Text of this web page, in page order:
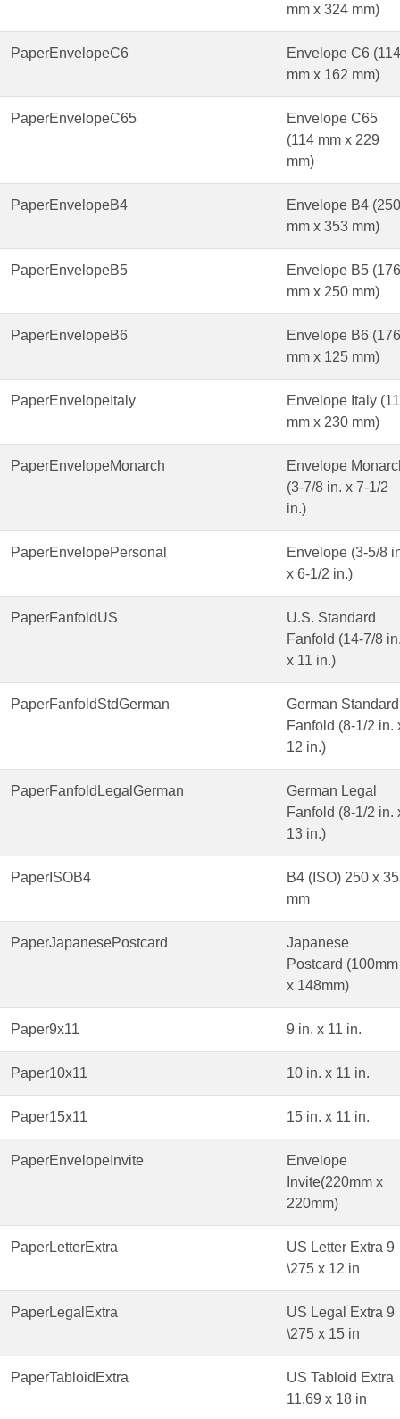
mm x 324 mm)
PaperEnvelopeC6
Envelope C6 (114
mm x 162 mm)
PaperEnvelopeC65
Envelope C65
(114 mm x 229
mm)
PaperEnvelopeB4
Envelope B4 (250
mm x 353 mm)
PaperEnvelopeB5
Envelope B5 (176
mm x 250 mm)
PaperEnvelopeB6
Envelope B6 (176
mm x 125 mm)
PaperEnvelopeItaly
Envelope Italy
mm x 230 mm)
PaperEnvelopeMonarch
Envelope
(3-7/8 in. x 7-1/2
in.)
PaperEnvelopePersonal
Envelope (3-5/8
x 6-1/2 in.)
PaperFanfoldUS
U.S. Standard
Fanfold (14-7/8
x 11 in.)
PaperFanfoldStdGerman
German Standard
Fanfold (8-1/2 in.
12 in.)
PaperFanfoldLegalGerman
German Legal
Fanfold (8-1/2 in.
13 in.)
PaperISOB4
B4 (ISO) 250 x
mm
PaperJapanesePostcard
Japanese
Postcard (100mm
x 148mm)
Paper9x11 9 in. x 11 in.
Paper10x11 10 in. x 11 in.
Paper15x11 15 in. x 11 in.
PaperEnvelopeInvite
Envelope
Invite(220mm x
220mm)
PaperLetterExtra
US Letter Extra 9
\275 x 12 in
PaperLegalExtra
US Legal Extra 9
\275 x 15 in
PaperTabloidExtra
US Tabloid Extra
11.69 x 18 in